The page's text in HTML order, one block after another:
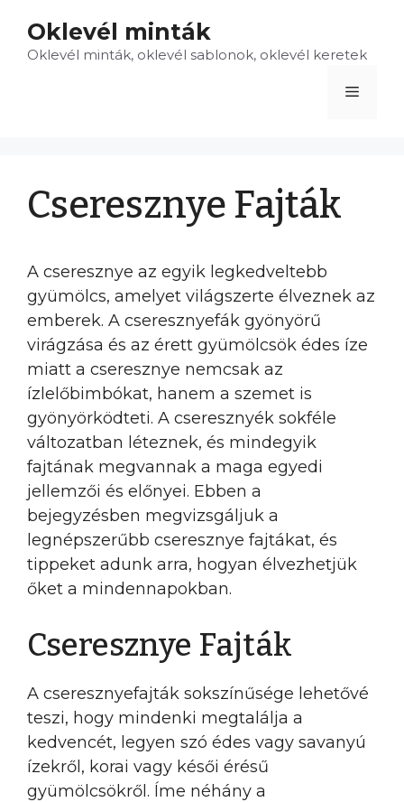
tartalomba
Oklevél minták
Oklevél minták, oklevél sablonok, oklevél keretek
Menü
Cseresznye Fajták
A cseresznye az egyik legkedveltebb
gyümölcs, amelyet világszerte élveznek az
emberek. A cseresznyefák gyönyörű
virágzása és az érett gyümölcsök édes íze
miatt a cseresznye nemcsak az
ízlelőbimbókat, hanem a szemet is
gyönyörködteti. A cseresznyék sokféle
változatban léteznek, és mindegyik
fajtának megvannak a maga egyedi
jellemzői és előnyei. Ebben a
bejegyzésben megvizsgáljuk a
legnépszerűbb cseresznye fajtákat, és
tippeket adunk arra, hogyan élvezhetjük
őket a mindennapokban.
Cseresznye Fajták
A cseresznyefajták sokszínűsége lehetővé
teszi, hogy mindenki megtalálja a
kedvencét, legyen szó édes vagy savanyú
ízekről, korai vagy késői érésű
gyümölcsökről. Íme néhány a